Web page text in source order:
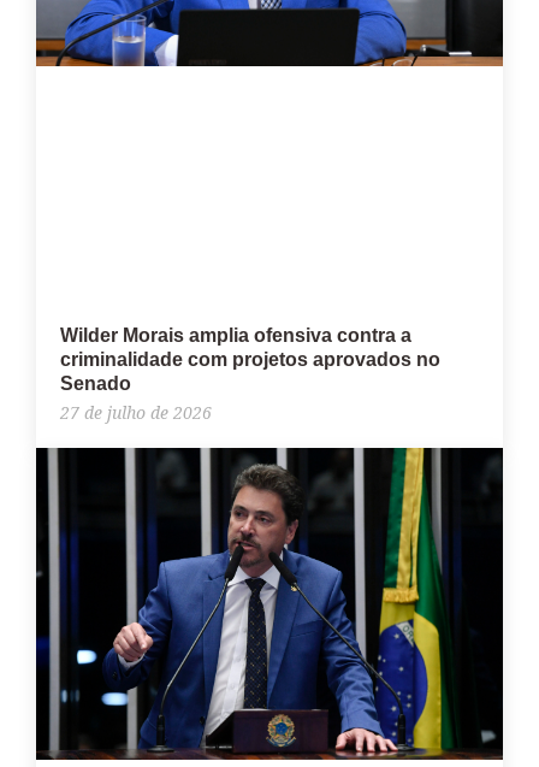
Wilder Morais amplia ofensiva contra a
criminalidade com projetos aprovados no
Senado
27 de julho de 2026